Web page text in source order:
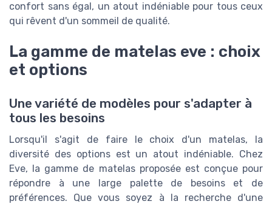
confort sans égal, un atout indéniable pour tous ceux
qui rêvent d'un sommeil de qualité.
La gamme de matelas eve : choix
et options
Une variété de modèles pour s'adapter à
tous les besoins
Lorsqu'il s'agit de faire le choix d'un matelas, la
diversité des options est un atout indéniable. Chez
Eve, la gamme de matelas proposée est conçue pour
répondre à une large palette de besoins et de
préférences. Que vous soyez à la recherche d'une